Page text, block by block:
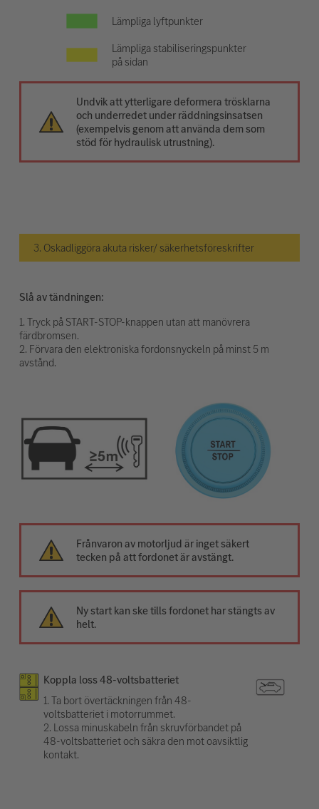
Lämpliga lyftpunkter
Lämpliga stabiliseringspunkter
på sidan
Undvik att ytterligare deformera trösklarna
och underredet under räddningsinsatsen
(exempelvis genom att använda dem som
stöd för hydraulisk utrustning).
3. Oskadliggöra akuta risker/ säkerhetsföreskrifter
Slå av tändningen:
1. Tryck på START-STOP-knappen utan att manövrera
färdbromsen.
2. Förvara den elektroniska fordonsnyckeln på minst 5 m
avstånd.
Frånvaron av motorljud är inget säkert
tecken på att fordonet är avstängt.
Ny start kan ske tills fordonet har stängts av
helt.
Koppla loss 48-voltsbatteriet
1. Ta bort övertäckningen från 48-
voltsbatteriet i motorrummet.
2. Lossa minuskabeln från skruvförbandet på
48-voltsbatteriet och säkra den mot oavsiktlig
kontakt.